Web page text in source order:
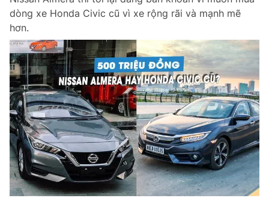
dòng xe Honda Civic cũ vì xe rộng rãi và mạnh mẽ
hơn.